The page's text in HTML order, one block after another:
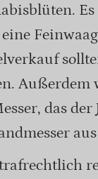
Außerdem
das